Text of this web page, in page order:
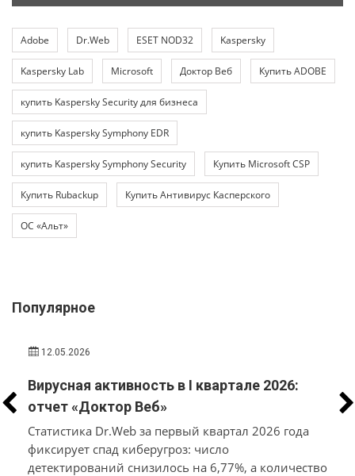
Adobe Dr.Web ESET NOD32 Kaspersky
Kaspersky Lab Microsoft Доктор Веб Купить ADOBE
купить Kaspersky Security для бизнеса
купить Kaspersky Symphony EDR
купить Kaspersky Symphony Security Купить Microsoft CSP
Купить Rubackup Купить Антивирус Касперского
ОС «Альт»
Популярное
12.05.2026
Вирусная активность в I квартале 2026:
отчет «Доктор Веб»
Статистика Dr.Web за первый квартал 2026 года
фиксирует спад киберугроз: число
детектирований снизилось на 6,77%, а количество